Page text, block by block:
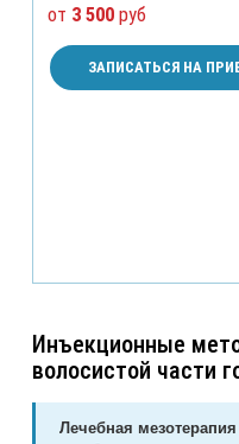
от 3 500 руб
ЗАПИСАТЬСЯ НА
Инъекционные
волосистой части
Лечебная мезотерапия